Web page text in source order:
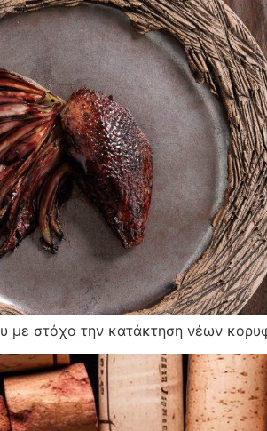
με στόχο την κατάκτηση νέων